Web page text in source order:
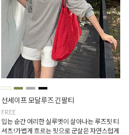
선세이프 모달루즈 긴팔티
FREE
입는 순간 여리한 실루엣이 살아나는 루즈핏 티
셔츠!가볍게 흐르는 핏으로 군살은 자연스럽게